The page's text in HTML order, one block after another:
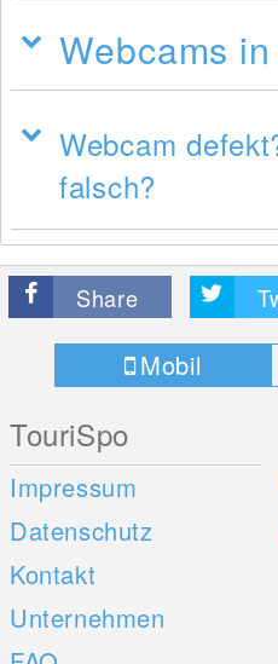
Webcams
Webcam
falsch?
Share
Mobil
TouriSpo
Impressum
Datenschutz
Kontakt
Unternehmen